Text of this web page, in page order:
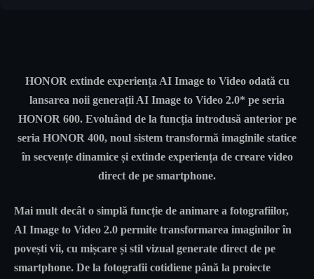
HONOR extinde experiența AI Image to Video odată cu
lansarea noii generații AI Image to Video 2.0* pe seria
HONOR 600. Evoluând de la funcția introdusă anterior pe
seria HONOR 400, noul sistem transformă imaginile statice
în secvențe dinamice și extinde experiența de creare video
direct de pe smartphone.
Mai mult decât o simplă funcție de animare a fotografiilor,
AI Image to Video 2.0 permite transformarea imaginilor în
povești vii, cu mișcare și stil vizual generate direct de pe
smartphone. De la fotografii cotidiene până la proiecte